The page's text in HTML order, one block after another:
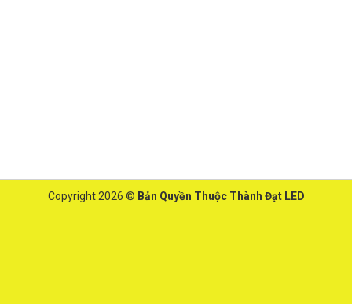
Copyright 2026 © Bản Quyền Thuộc Thành Đạt LED